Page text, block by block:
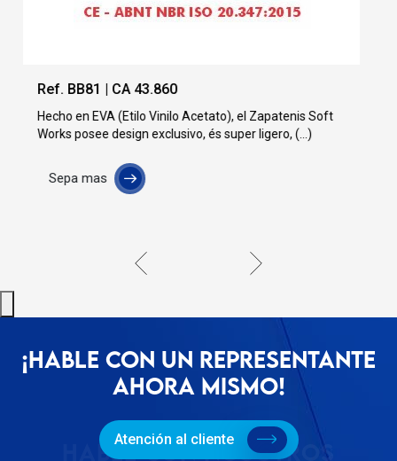
Ref. BB34
El Zueco Soft Works és Hecho en EVA (Etilo Vinilo
Acetato), un material super confortable, con alta (...)
Sepa mas
¡HABLE CON UN REPRESENTANTE
AHORA MISMO!
Atención al cliente